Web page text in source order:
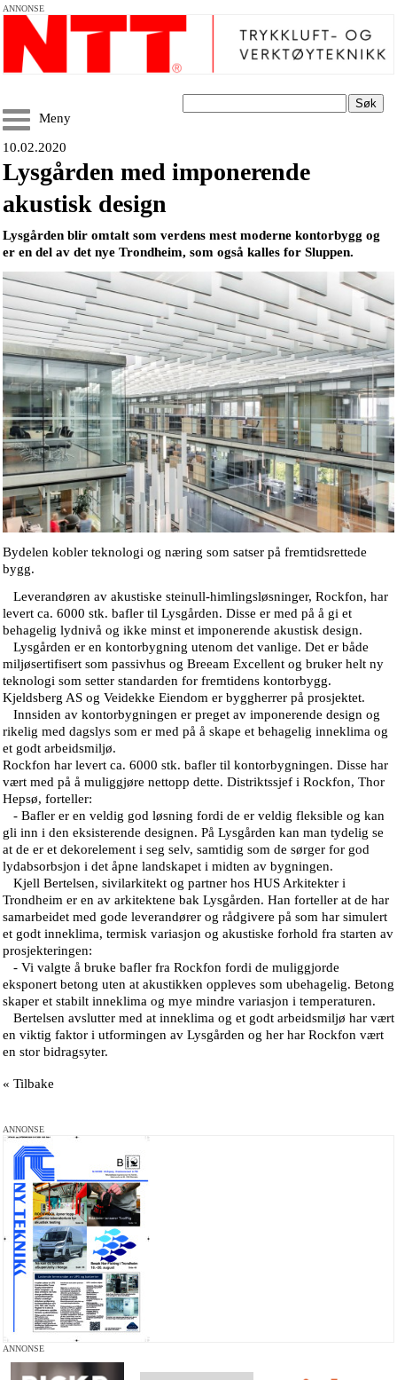
ANNONSE
Søk
Meny
10.02.2020
Lysgården med imponerende
akustisk design
Lysgården blir omtalt som verdens mest moderne kontorbygg og
er en del av det nye Trondheim, som også kalles for Sluppen.
Bydelen kobler teknologi og næring som satser på fremtidsrettede
bygg.
Leverandøren av akustiske steinull-himlingsløsninger, Rockfon, har
levert ca. 6000 stk. bafler til Lysgården. Disse er med på å gi et
behagelig lydnivå og ikke minst et imponerende akustisk design.
Lysgården er en kontorbygning utenom det vanlige. Det er både
miljøsertifisert som passivhus og Breeam Excellent og bruker helt ny
teknologi som setter standarden for fremtidens kontorbygg.
Kjeldsberg AS og Veidekke Eiendom er byggherrer på prosjektet.
Innsiden av kontorbygningen er preget av imponerende design og
rikelig med dagslys som er med på å skape et behagelig inneklima og
et godt arbeidsmiljø.
Rockfon har levert ca. 6000 stk. bafler til kontorbygningen. Disse har
vært med på å muliggjøre nettopp dette. Distriktssjef i Rockfon, Thor
Hepsø, forteller:
- Bafler er en veldig god løsning fordi de er veldig fleksible og kan
gli inn i den eksisterende designen. På Lysgården kan man tydelig se
at de er et dekorelement i seg selv, samtidig som de sørger for god
lydabsorbsjon i det åpne landskapet i midten av bygningen.
Kjell Bertelsen, sivilarkitekt og partner hos HUS Arkitekter i
Trondheim er en av arkitektene bak Lysgården. Han forteller at de har
samarbeidet med gode leverandører og rådgivere på som har simulert
et godt inneklima, termisk variasjon og akustiske forhold fra starten av
prosjekteringen:
- Vi valgte å bruke bafler fra Rockfon fordi de muliggjorde
eksponert betong uten at akustikken oppleves som ubehagelig. Betong
skaper et stabilt inneklima og mye mindre variasjon i temperaturen.
Bertelsen avslutter med at inneklima og et godt arbeidsmiljø har vært
en viktig faktor i utformingen av Lysgården og her har Rockfon vært
en stor bidragsyter.
« Tilbake
ANNONSE
ANNONSE